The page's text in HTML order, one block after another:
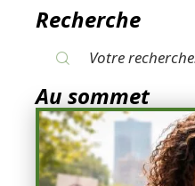
Recherche
Au sommet